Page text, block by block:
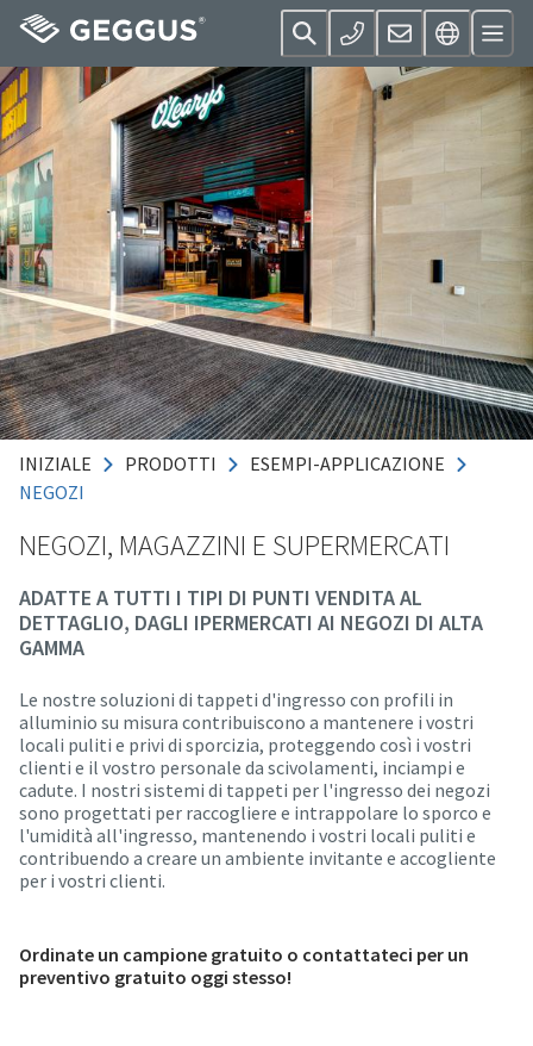
INIZIALE PRODOTTI
ESEMPI-APPLICAZIONE
NEGOZI
NEGOZI, MAGAZZINI E SUPERMERCATI
ADATTE A TUTTI I TIPI DI PUNTI VENDITA AL
DETTAGLIO, DAGLI IPERMERCATI AI NEGOZI DI ALTA
GAMMA
Le nostre soluzioni di tappeti d'ingresso con profili in
alluminio su misura contribuiscono a mantenere i vostri
locali puliti e privi di sporcizia, proteggendo così i vostri
clienti e il vostro personale da scivolamenti, inciampi e
cadute. I nostri sistemi di tappeti per l'ingresso dei negozi
sono progettati per raccogliere e intrappolare lo sporco e
l'umidità all'ingresso, mantenendo i vostri locali puliti e
contribuendo a creare un ambiente invitante e accogliente
per i vostri clienti.
Ordinate un campione gratuito o contattateci per un
preventivo gratuito oggi stesso!